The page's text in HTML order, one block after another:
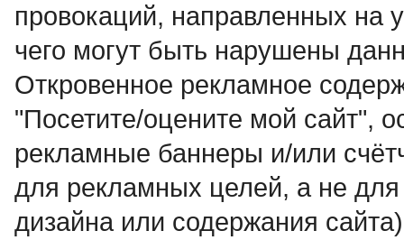
провокаций, направленных на
чего могут быть нарушены
Откровенное рекламное
"Посетите/оцените мой сайт",
рекламные баннеры и/или
для рекламных целей, а не для
дизайна или содержания